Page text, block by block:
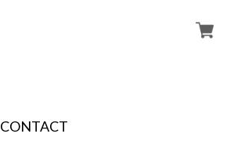
CONTACT